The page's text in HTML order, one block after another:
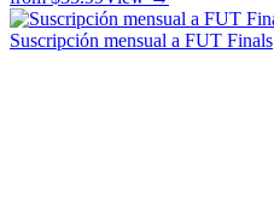
Suscripción mensual a FUT Finals